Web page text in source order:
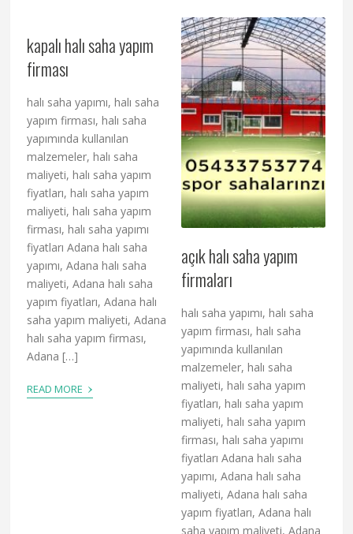
kapalı halı saha yapım
firması
halı saha yapımı, halı saha
yapım firması, halı saha
yapımında kullanılan
malzemeler, halı saha
maliyeti, halı saha yapım
fiyatları, halı saha yapım
maliyeti, halı saha yapım
firması, halı saha yapımı
fiyatları Adana halı saha
yapımı, Adana halı saha
maliyeti, Adana halı saha
yapım fiyatları, Adana halı
saha yapım maliyeti, Adana
halı saha yapım firması,
Adana […]
READ MORE ›
açık halı saha yapım
firmaları
halı saha yapımı, halı saha
yapım firması, halı saha
yapımında kullanılan
malzemeler, halı saha
maliyeti, halı saha yapım
fiyatları, halı saha yapım
maliyeti, halı saha yapım
firması, halı saha yapımı
fiyatları Adana halı saha
yapımı, Adana halı saha
maliyeti, Adana halı saha
yapım fiyatları, Adana halı
saha yapım maliyeti, Adana